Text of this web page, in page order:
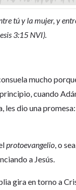
tú y la mujer, y
3:15 NVI).
mucho
cuando
les dio una
protoevangelio, o
a Jesús.
gira en torno a